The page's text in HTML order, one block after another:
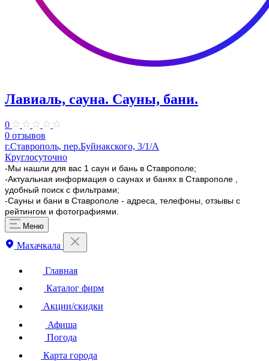
Лавиаль, сауна. Сауны, бани.
0
0 отзывов
г.Ставрополь, пер.Буйнакского, 3/1/А
Круглосуточно
-Мы нашли для вас 1 саун и бань в Ставрополе;
-Актуальная информация о саунах и банях в Ставрополе ,
удобный поиск с фильтрами;
-Сауны и бани в Ставрополе - адреса, телефоны, отзывы с
рейтингом и фотографиями.
Меню
Махачкала
Главная
Каталог фирм
Акции/скидки
Афиша
Погода
Карта города